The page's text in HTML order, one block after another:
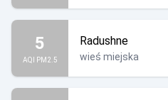
5
AQI PM2.5
Radushne
wieś miejska